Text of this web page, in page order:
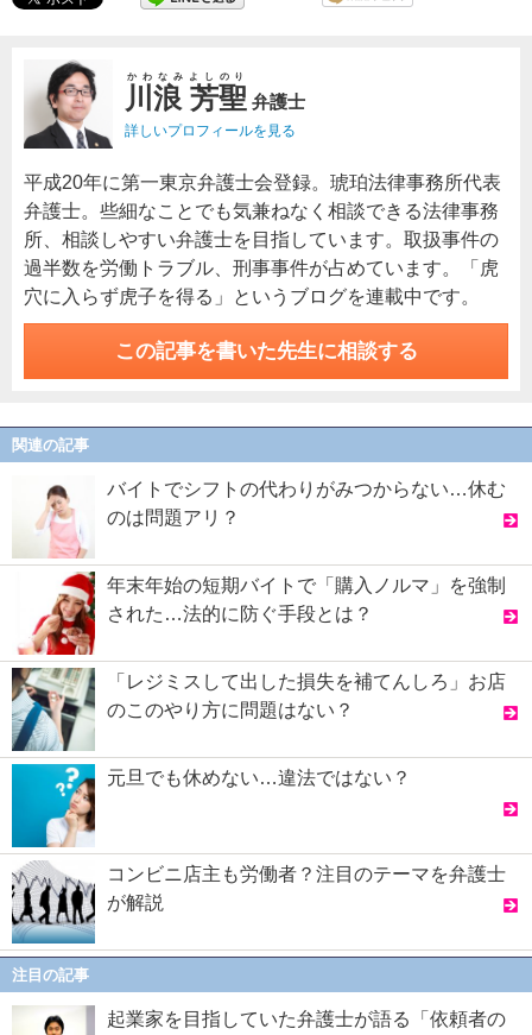
川浪 芳聖
かわなみよしのり
弁護士
詳しいプロフィールを見る
平成20年に第一東京弁護士会登録。琥珀法律事務所代表
弁護士。些細なことでも気兼ねなく相談できる法律事務
所、相談しやすい弁護士を目指しています。取扱事件の
過半数を労働トラブル、刑事事件が占めています。「虎
穴に入らず虎子を得る」というブログを連載中です。
この記事を書いた先生に相談する
関連の記事
バイトでシフトの代わりがみつからない…休む
のは問題アリ？
年末年始の短期バイトで「購入ノルマ」を強制
された…法的に防ぐ手段とは？
「レジミスして出した損失を補てんしろ」お店
のこのやり方に問題はない？
元旦でも休めない…違法ではない？
コンビニ店主も労働者？注目のテーマを弁護士
が解説
注目の記事
起業家を目指していた弁護士が語る「依頼者の